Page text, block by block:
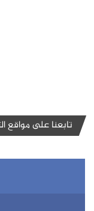
تابعنا على مواقع